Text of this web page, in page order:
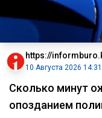
https://
10 Августа 2026 14:31
Сколько минут
опозданием